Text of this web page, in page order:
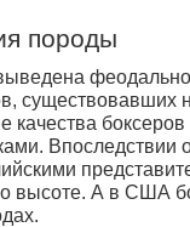
породы
существовавших
качества
Впоследствии
высоте. А в США